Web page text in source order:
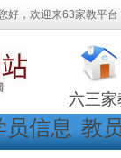
好，欢迎来63家教平台
六三家
员信息 教